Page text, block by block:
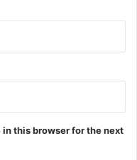
this browser for the next